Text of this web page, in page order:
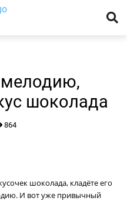
шоколада
864
шоколада, кладёте его
И вот уже привычный